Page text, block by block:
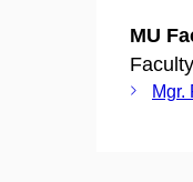
MU
Mgr.